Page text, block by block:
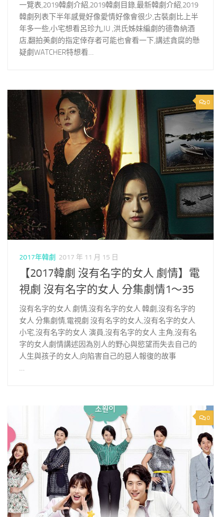
一覽表,2019韓劇介紹,2019韓劇目錄,最新韓劇介紹,2019
韓劇列表下半年感覺好像愛情好像會很少,古裝劇比上半
年多一些,小宅想看呂珍九,IU ,洪氏姊妹編劇的德魯納酒
店,翻拍美劇的指定倖存者可能也會看一下,講述貪腐的懸
疑劇WATCHER特想看…
0
2017年韓劇 2017 年 11 月 15 日
【2017韓劇 沒有名字的女人 劇情】電
視劇 沒有名字的女人 分集劇情1～35
沒有名字的女人 劇情,沒有名字的女人 韓劇,沒有名字的
女人 分集劇情,電視劇 沒有名字的女人,沒有名字的女人
小宅,沒有名字的女人 演員,沒有名字的女人 主角,沒有名
字的女人劇情講述因為別人的野心與慾望而失去自己的
人生與孩子的女人,向陷害自己的惡人報復的故事
…
0